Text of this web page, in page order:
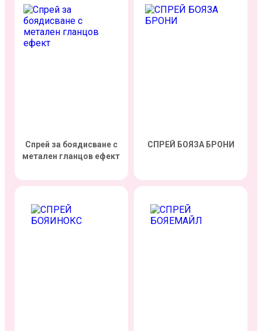
Спрей за боядисване с
метален гланцов ефект
СПРЕЙ БОЯЗА БРОНИ